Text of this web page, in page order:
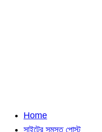
Home
সাইটের সমস্ত পোস্ট